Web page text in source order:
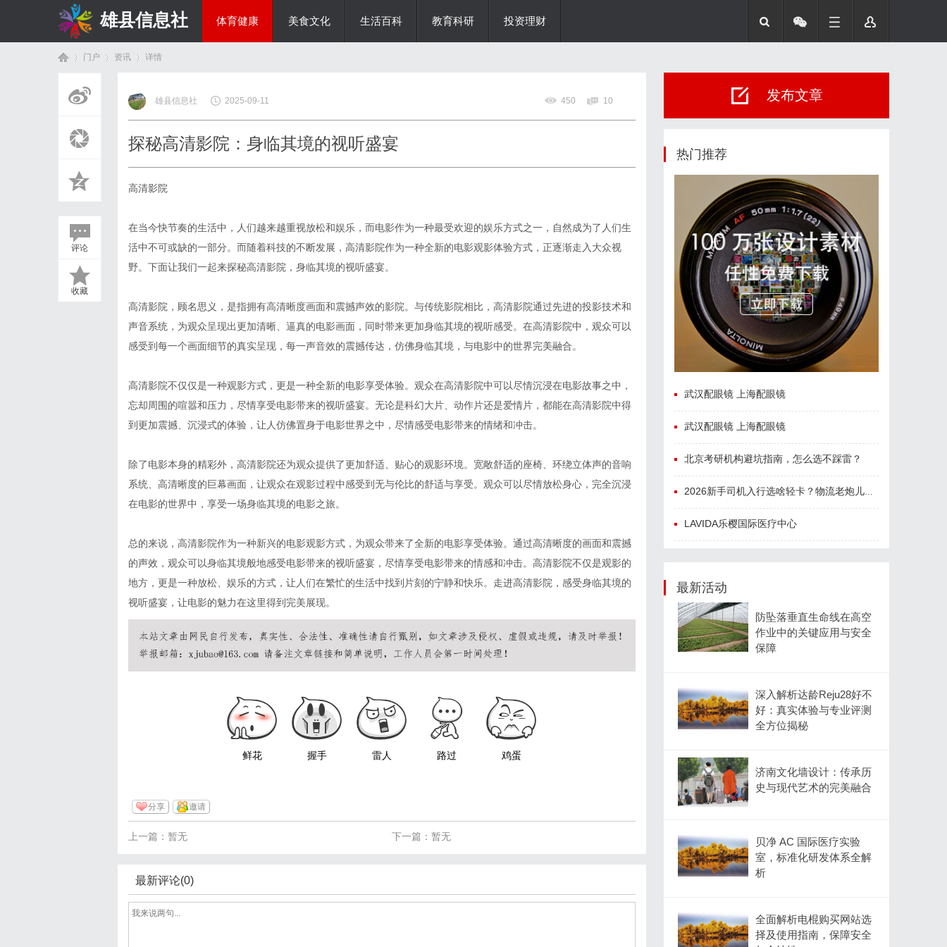
雄县信息社 体育健康 美食文化 生活百科 教育科研 投资理财
门户 资讯
›
详情
评论
收藏
雄县信息社 2025-09-11 450 10
探秘高清影院：身临其境的视听盛宴
高清影院
在当今快节奏的生活中，人们越来越重视放松和娱乐，而电影作为一种最受欢迎的娱乐方式之一，自然成为了人们生
活中不可或缺的一部分。而随着科技的不断发展，高清影院作为一种全新的电影观影体验方式，正逐渐走入大众视
野。下面让我们一起来探秘高清影院，身临其境的视听盛宴。
高清影院，顾名思义，是指拥有高清晰度画面和震撼声效的影院。与传统影院相比，高清影院通过先进的投影技术和
声音系统，为观众呈现出更加清晰、逼真的电影画面，同时带来更加身临其境的视听感受。在高清影院中，观众可以
感受到每一个画面细节的真实呈现，每一声音效的震撼传达，仿佛身临其境，与电影中的世界完美融合。
高清影院不仅仅是一种观影方式，更是一种全新的电影享受体验。观众在高清影院中可以尽情沉浸在电影故事之中，
忘却周围的喧嚣和压力，尽情享受电影带来的视听盛宴。无论是科幻大片、动作片还是爱情片，都能在高清影院中得
到更加震撼、沉浸式的体验，让人仿佛置身于电影世界之中，尽情感受电影带来的情绪和冲击。
除了电影本身的精彩外，高清影院还为观众提供了更加舒适、贴心的观影环境。宽敞舒适的座椅、环绕立体声的音响
系统、高清晰度的巨幕画面，让观众在观影过程中感受到无与伦比的舒适与享受。观众可以尽情放松身心，完全沉浸
在电影的世界中，享受一场身临其境的电影之旅。
总的来说，高清影院作为一种新兴的电影观影方式，为观众带来了全新的电影享受体验。通过高清晰度的画面和震撼
的声效，观众可以身临其境般地感受电影带来的视听盛宴，尽情享受电影带来的情感和冲击。高清影院不仅是观影的
地方，更是一种放松、娱乐的方式，让人们在繁忙的生活中找到片刻的宁静和快乐。走进高清影院，感受身临其境的
视听盛宴，让电影的魅力在这里得到完美展现。
鲜花 握手 雷人 路过 鸡蛋
分享 邀请
下一篇：暂无
上一篇：暂无
最新评论(0)
发布文章
热门推荐
武汉配眼镜 上海配眼镜
武汉配眼镜 上海配眼镜
北京考研机构避坑指南，怎么选不踩雷？
2026新手司机入行选啥轻卡？物流老炮儿的深度选车经与标杆车型解析
LAVIDA乐樱国际医疗中心
最新活动
防坠落垂直生命线在高空
作业中的关键应用与安全
保障
深入解析达龄Reju28好不
好：真实体验与专业评测
全方位揭秘
济南文化墙设计：传承历
史与现代艺术的完美融合
贝净 AC 国际医疗实验
室，标准化研发体系全解
析
全面解析电棍购买网站选
择及使用指南，保障安全